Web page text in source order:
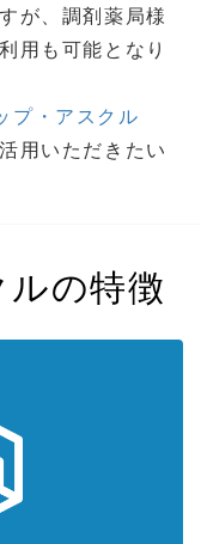
が、調剤薬局様
用も可能となり
プ・アスクル
用いただきたい
の特徴